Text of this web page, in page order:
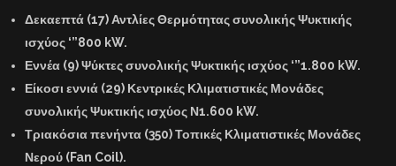
Δεκαεπτά (17) Αντλίες Θερμότητας συνολικής Ψυκτικής
ισχύος ‘”800 kW.
Εννέα (9) Ψύκτες συνολικής Ψυκτικής ισχύος ‘”1.800 kW.
Είκοσι εννιά (29) Κεντρικές Κλιματιστικές Μονάδες
συνολικής Ψυκτικής ισχύος Ν1.600 kW.
Τριακόσια πενήντα (350) Τοπικές Κλιματιστικές Μονάδες
Νερού (Fan Coil).